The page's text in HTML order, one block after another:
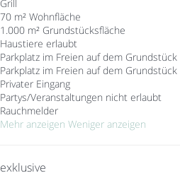
Grill
70 m² Wohnfläche
1.000 m² Grundstücksfläche
Haustiere erlaubt
Parkplatz im Freien auf dem Grundstück
Parkplatz im Freien auf dem Grundstück
Privater Eingang
Partys/Veranstaltungen nicht erlaubt
Rauchmelder
Mehr anzeigen Weniger anzeigen
exklusive